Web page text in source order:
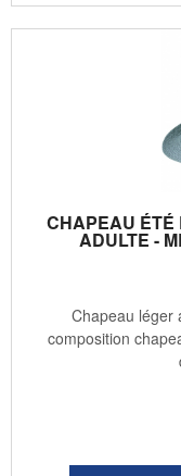
CHAPEAU ÉTÉ
ADULTE -
Chapeau léger
composition